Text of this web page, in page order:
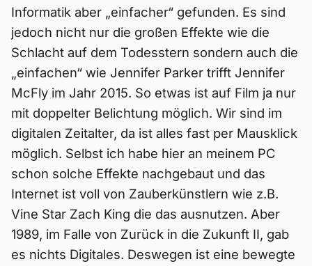
Informatik aber „einfacher“ gefunden. Es sind
jedoch nicht nur die großen Effekte wie die
Schlacht auf dem Todesstern sondern auch die
„einfachen“ wie Jennifer Parker trifft Jennifer
McFly im Jahr 2015. So etwas ist auf Film ja nur
mit doppelter Belichtung möglich. Wir sind im
digitalen Zeitalter, da ist alles fast per Mausklick
möglich. Selbst ich habe hier an meinem PC
schon solche Effekte nachgebaut und das
Internet ist voll von Zauberkünstlern wie z.B.
Vine Star Zach King die das ausnutzen. Aber
1989, im Falle von Zurück in die Zukunft II, gab
es nichts Digitales. Deswegen ist eine bewegte